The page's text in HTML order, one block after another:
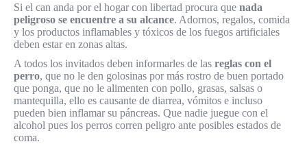
Si el can anda por el hogar con libertad procura que nada
peligroso se encuentre a su alcance. Adornos, regalos, comida
y los productos inflamables y tóxicos de los fuegos artificiales
deben estar en zonas altas.
A todos los invitados deben informarles de las reglas con el
perro, que no le den golosinas por más rostro de buen portado
que ponga, que no le alimenten con pollo, grasas, salsas o
mantequilla, ello es causante de diarrea, vómitos e incluso
pueden bien inflamar su páncreas. Que nadie juegue con el
alcohol pues los perros corren peligro ante posibles estados de
coma.